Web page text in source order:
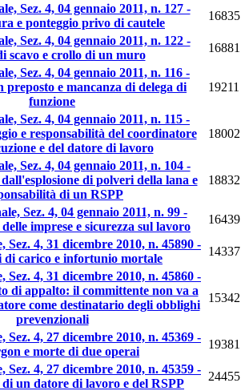
Sez. 4, 04 gennaio 2011, n. 127 -
e ponteggio privo di cautele
16835
Sez. 4, 04 gennaio 2011, n. 122 -
scavo e crollo di un muro
16881
Sez. 4, 04 gennaio 2011, n. 116 -
e mancanza di delega di
funzione
19211
Sez. 4, 04 gennaio 2011, n. 115 -
e responsabilità del coordinatore
e del datore di lavoro
18002
Sez. 4, 04 gennaio 2011, n. 104 -
di polveri della lana e
di un RSPP
18832
Sez. 4, 04 gennaio 2011, n. 99 -
imprese e sicurezza sul lavoro
16439
Sez. 4, 31 dicembre 2010, n. 45890 -
di carico e infortunio mortale
14337
Sez. 4, 31 dicembre 2010, n. 45860 -
di appalto: il committente non va a
come destinatario degli obblighi
prevenzionali
15342
Sez. 4, 27 dicembre 2010, n. 45369 -
e morte di due operai
19381
Sez. 4, 27 dicembre 2010, n. 45359 -
un datore di lavoro e del RSPP
24455